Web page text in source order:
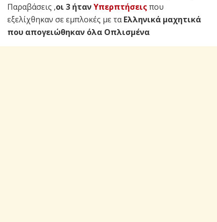
Παραβάσεις ,οι 3 ήτανΥπερπτήσεις που
εξελίχθηκαν σε εμπλοκές με ταΕλληνικά μαχητικά
που απογειώθηκαν όλα Οπλισμένα